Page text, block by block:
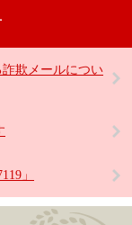
欺メールについ
」